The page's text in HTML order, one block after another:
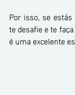
Por isso, se
te desafie e te
é uma excelente